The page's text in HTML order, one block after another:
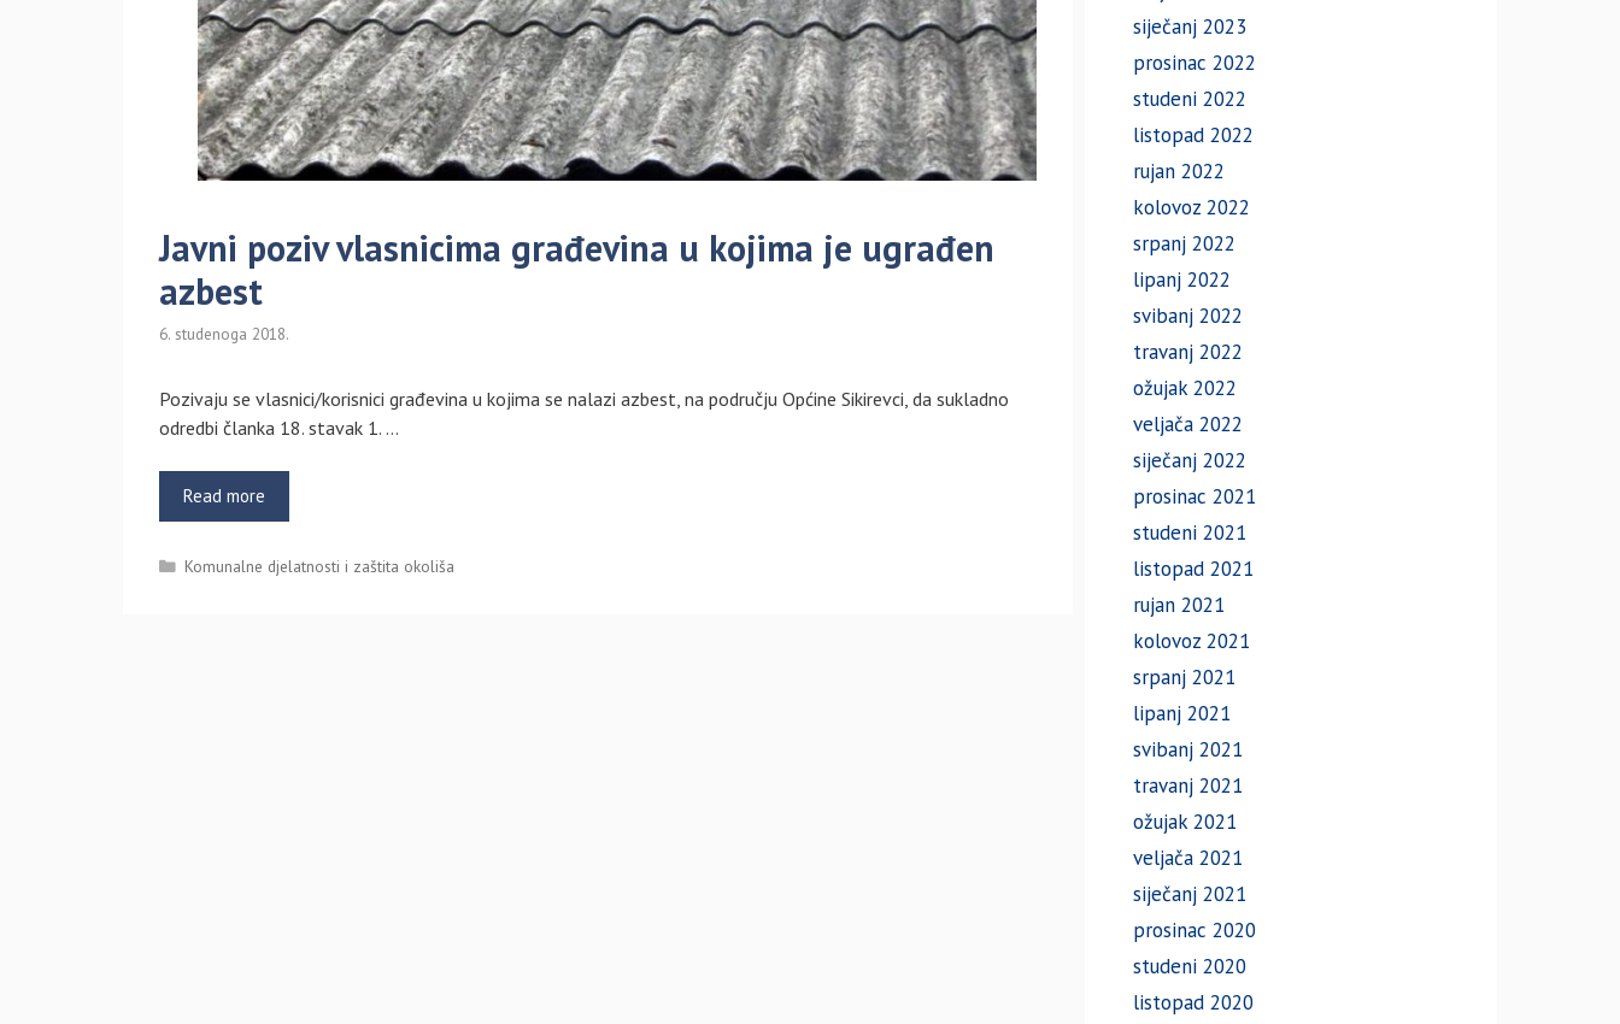
Javni poziv vlasnicima građevina u kojima je ugrađen
azbest
6. studenoga 2018.
Pozivaju se vlasnici/korisnici građevina u kojima se nalazi azbest, na području Općine Sikirevci, da sukladno
odredbi članka 18. stavak 1. …
Read more
Kategorije
Komunalne djelatnosti i zaštita okoliša
siječanj 2023
prosinac 2022
studeni 2022
listopad 2022
rujan 2022
kolovoz 2022
srpanj 2022
lipanj 2022
svibanj 2022
travanj 2022
ožujak 2022
veljača 2022
siječanj 2022
prosinac 2021
studeni 2021
listopad 2021
rujan 2021
kolovoz 2021
srpanj 2021
lipanj 2021
svibanj 2021
travanj 2021
ožujak 2021
veljača 2021
siječanj 2021
prosinac 2020
studeni 2020
listopad 2020